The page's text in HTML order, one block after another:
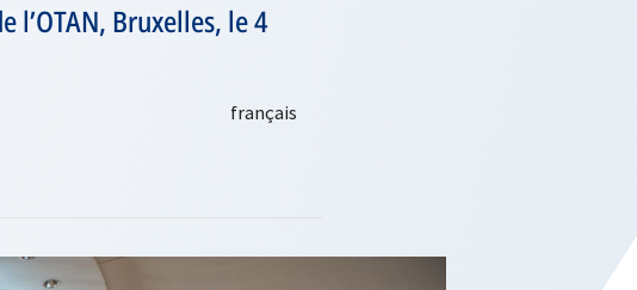
l’OTAN, Bruxelles, le 4